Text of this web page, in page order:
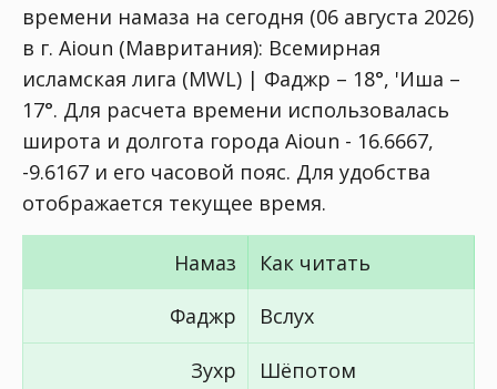
времени намаза на сегодня (06 августа 2026)
в г. Aioun (Мавритания): Всемирная
исламская лига (MWL) | Фаджр – 18°, 'Иша –
17°. Для расчета времени использовалась
широта и долгота города Aioun - 16.6667,
-9.6167 и его часовой пояс. Для удобства
отображается текущее время.
Намаз
Как читать
Фаджр
Вслух
Зухр Шёпотом